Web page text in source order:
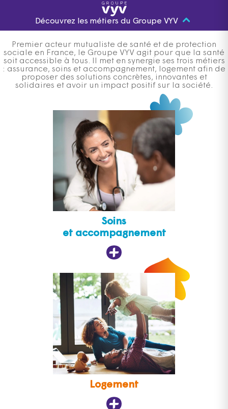
Découvrez les métiers du Groupe VYV
Premier acteur mutualiste de santé et de protection
sociale en France, le Groupe VYV agit pour que la santé
soit accessible à tous. Il met en synergie ses trois métiers
: assurance, soins et accompagnement, logement afin de
proposer des solutions concrètes, innovantes et
solidaires et avoir un impact positif sur la société.
Soins
et accompagnement
Logement